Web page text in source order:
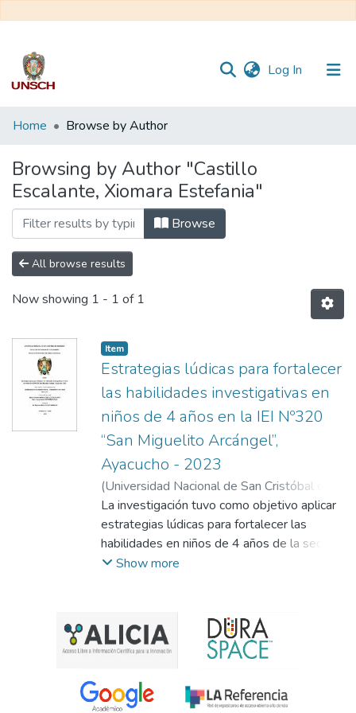
Log In (current)
Communities
Collections
All of DSpace
Home Browse by Author
Browsing by Author "Castillo
Escalante, Xiomara Estefania"
Browse
All browse results
Now showing 1 - 1 of 1
Item
Estrategias lúdicas para fortalecer
las habilidades investigativas en
niños de 4 años en la IEI Nº320
“San Miguelito Arcángel”,
Ayacucho - 2023
(Universidad Nacional de San Cristóbal de
Huamanga,2024)Castillo Escalante,
Xiomara Estefania; Gutierrez Ayala, Jessy
Karina;Quispe Morales, Rolando Alfredo
La investigación tuvo como objetivo aplicar
estrategias lúdicas para fortalecer las
habilidades en niños de 4 años de la sección
“Bondadosos” de laIEI N.º 320 “San
investigación-acción educativa, la muestra
estuvo conformada por 24 alumnos, 7 niñas
y 17 niños, además los padres de familia y
la profesora de la sección “Los
Bondadosos”, los instrumentos utilizados
Show more